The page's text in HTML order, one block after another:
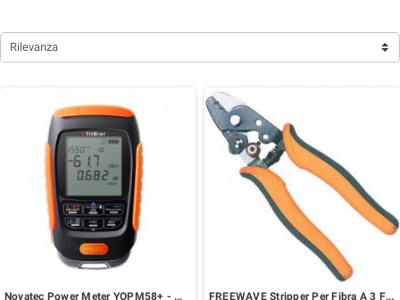
Rilevanza
Novatec Power Meter YOPM58+ - Multi-Function Optical FREEWAVE Stripper Per Fibra A 3 Fori